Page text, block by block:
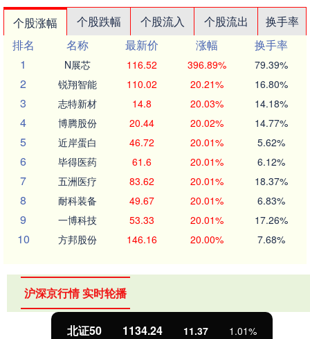
个股涨幅 个股跌幅 个股流入 个股流出
换手率
排名
名称 最新价 涨幅
换手率
1
N展芯 116.52 396.89% 79.39%
2 锐翔智能 110.02 20.21% 16.80%
3 志特新材 14.8 20.03% 14.18%
4 博腾股份 20.44 20.02% 14.77%
5 近岸蛋白 46.72 20.01% 5.62%
6 毕得医药 61.6 20.01% 6.12%
7 五洲医疗 83.62 20.01% 18.37%
8 耐科装备 49.67 20.01% 6.83%
9 一博科技 53.33 20.01% 17.26%
10 方邦股份 146.16 20.00% 7.68%
沪深京行情 实时轮播
北证50 1134.24 11.37 1.01%